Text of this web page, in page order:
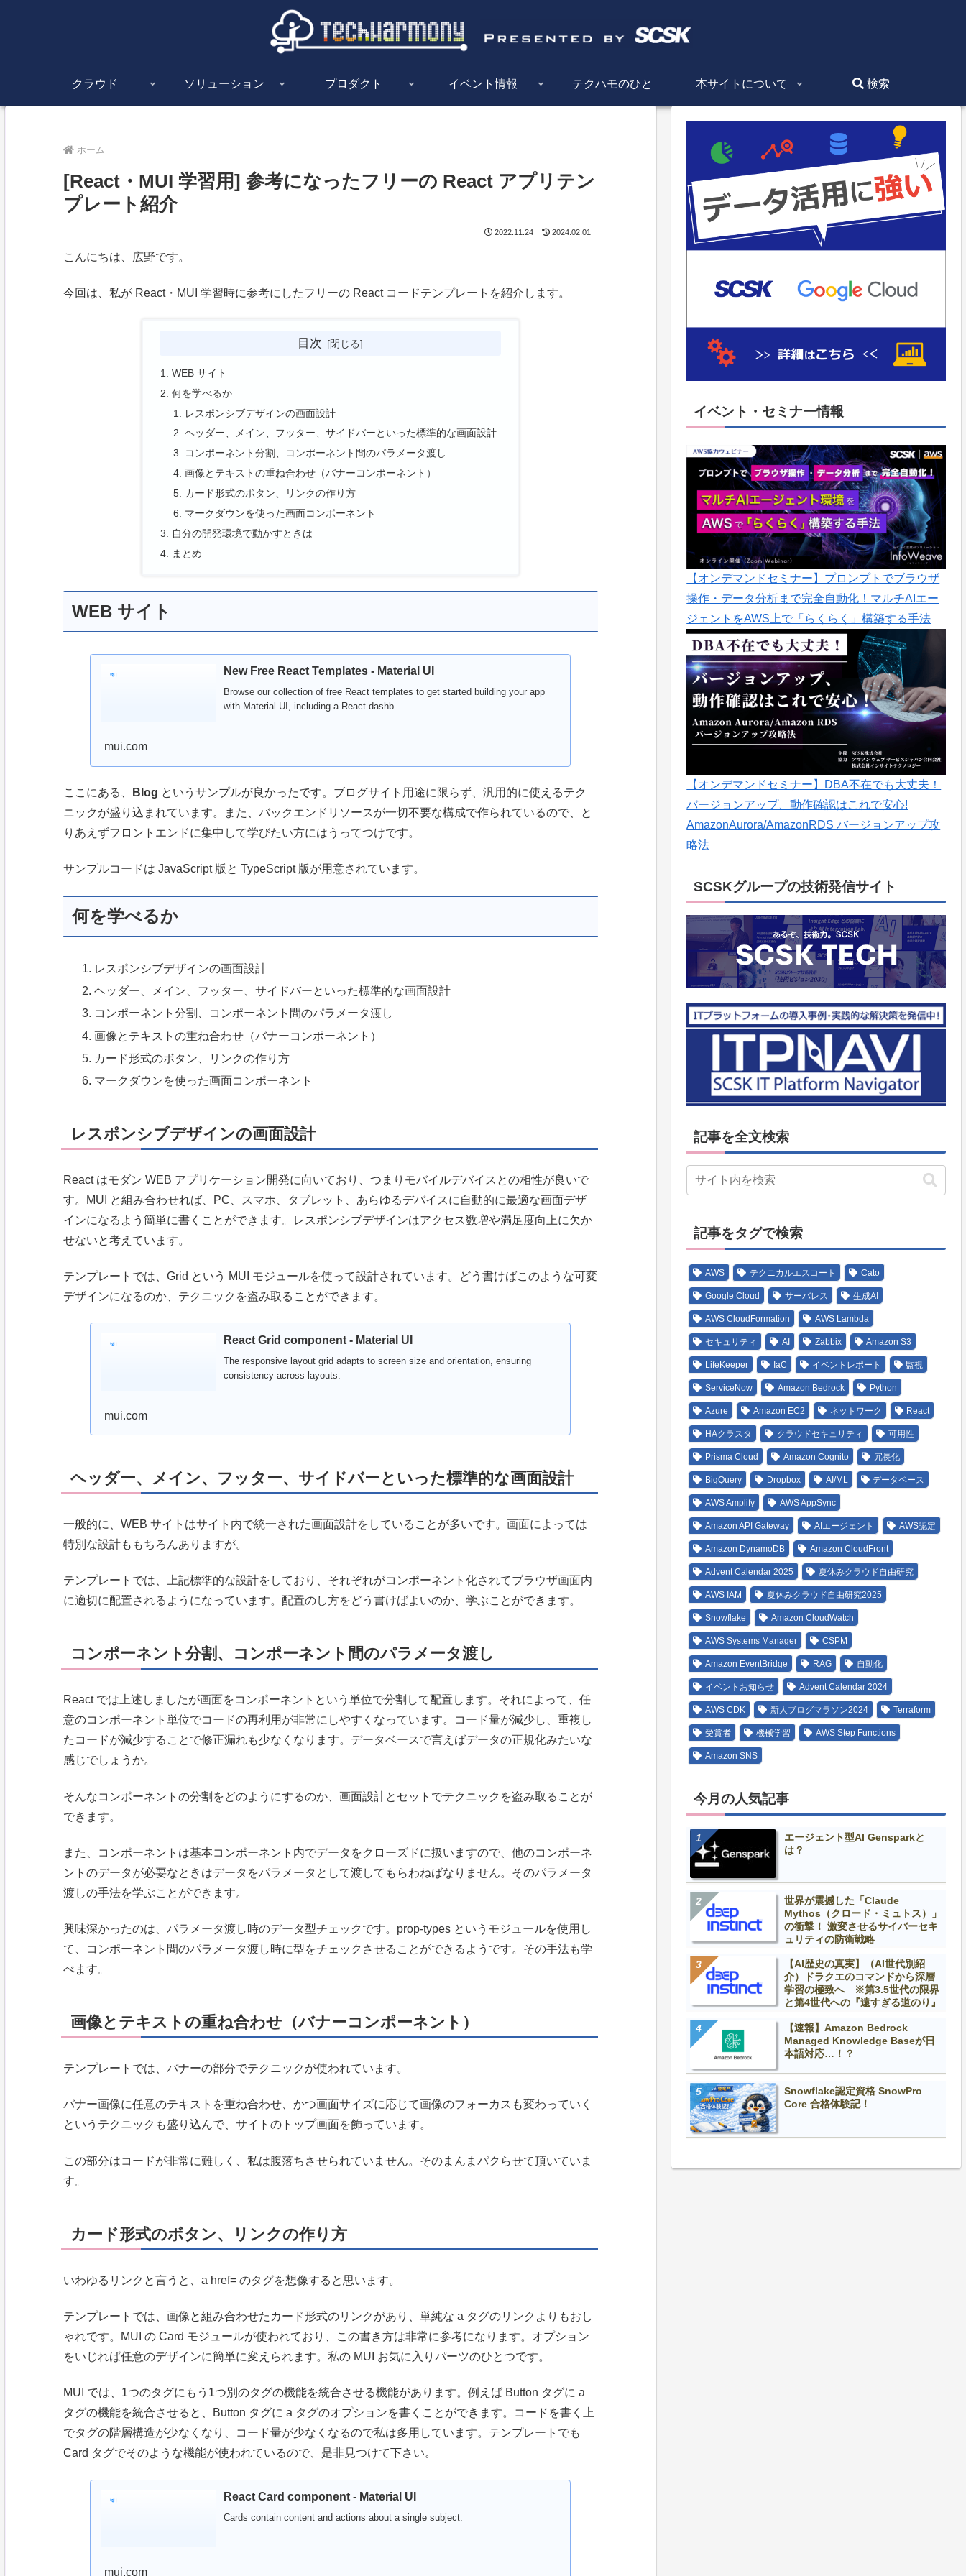
クラウド ソリューション プロダクト イベント情報 テクハモのひと 本サイトについて 検索
ホーム
[React・MUI 学習用] 参考になったフリーの React アプリテン
プレート紹介
2022.11.24 2024.02.01
こんにちは、広野です。
今回は、私が React・MUI 学習時に参考にしたフリーの React コードテンプレートを紹介します。
目次
WEB サイト
何を学べるか
レスポンシブデザインの画面設計
ヘッダー、メイン、フッター、サイドバーといった標準的な画面設計
コンポーネント分割、コンポーネント間のパラメータ渡し
画像とテキストの重ね合わせ（バナーコンポーネント）
カード形式のボタン、リンクの作り方
マークダウンを使った画面コンポーネント
自分の開発環境で動かすときは
まとめ
WEB サイト
New Free React Templates - Material UI
Browse our collection of free React templates to get started building your app
with Material UI, including a React dashb...
mui.com
ここにある、 Blog というサンプルが良かったです。ブログサイト用途に限らず、汎用的に使えるテク
ニックが盛り込まれています。また、バックエンドリソースが一切不要な構成で作られているので、と
りあえずフロントエンドに集中して学びたい方にはうってつけです。
サンプルコードは JavaScript 版と TypeScript 版が用意されています。
何を学べるか
レスポンシブデザインの画面設計
ヘッダー、メイン、フッター、サイドバーといった標準的な画面設計
コンポーネント分割、コンポーネント間のパラメータ渡し
画像とテキストの重ね合わせ（バナーコンポーネント）
カード形式のボタン、リンクの作り方
マークダウンを使った画面コンポーネント
レスポンシブデザインの画面設計
React はモダン WEB アプリケーション開発に向いており、つまりモバイルデバイスとの相性が良いで
す。MUI と組み合わせれば、PC、スマホ、タブレット、あらゆるデバイスに自動的に最適な画面デザ
インになるよう簡単に書くことができます。レスポンシブデザインはアクセス数増や満足度向上に欠か
せないと考えています。
テンプレートでは、Grid という MUI モジュールを使って設計されています。どう書けばこのような可変
デザインになるのか、テクニックを盗み取ることができます。
React Grid component - Material UI
The responsive layout grid adapts to screen size and orientation, ensuring
consistency across layouts.
mui.com
ヘッダー、メイン、フッター、サイドバーといった標準的な画面設計
一般的に、WEB サイトはサイト内で統一された画面設計をしていることが多いです。画面によっては
特別な設計ももちろんありますが。
テンプレートでは、上記標準的な設計をしており、それぞれがコンポーネント化されてブラウザ画面内
に適切に配置されるようになっています。配置のし方をどう書けばよいのか、学ぶことができます。
コンポーネント分割、コンポーネント間のパラメータ渡し
React では上述しましたが画面をコンポーネントという単位で分割して配置します。それによって、任
意のコンポーネント単位でコードの再利用が非常にしやすくなっています。コード量が減少し、重複し
たコードが減少することで修正漏れも少なくなります。データベースで言えばデータの正規化みたいな
感じでしょうか。
そんなコンポーネントの分割をどのようにするのか、画面設計とセットでテクニックを盗み取ることが
できます。
また、コンポーネントは基本コンポーネント内でデータをクローズドに扱いますので、他のコンポーネ
ントのデータが必要なときはデータをパラメータとして渡してもらわねばなりません。そのパラメータ
渡しの手法を学ぶことができます。
興味深かったのは、パラメータ渡し時のデータ型チェックです。prop-types というモジュールを使用し
て、コンポーネント間のパラメータ渡し時に型をチェックさせることができるようです。その手法も学
べます。
画像とテキストの重ね合わせ（バナーコンポーネント）
テンプレートでは、バナーの部分でテクニックが使われています。
バナー画像に任意のテキストを重ね合わせ、かつ画面サイズに応じて画像のフォーカスも変わっていく
というテクニックも盛り込んで、サイトのトップ画面を飾っています。
この部分はコードが非常に難しく、私は腹落ちさせられていません。そのまんまパクらせて頂いていま
す。
カード形式のボタン、リンクの作り方
いわゆるリンクと言うと、a href= のタグを想像すると思います。
テンプレートでは、画像と組み合わせたカード形式のリンクがあり、単純な a タグのリンクよりもおし
ゃれです。MUI の Card モジュールが使われており、この書き方は非常に参考になります。オプション
をいじれば任意のデザインに簡単に変えられます。私の MUI お気に入りパーツのひとつです。
MUI では、1つのタグにもう1つ別のタグの機能を統合させる機能があります。例えば Button タグに a
タグの機能を統合させると、Button タグに a タグのオプションを書くことができます。コードを書く上
でタグの階層構造が少なくなり、コード量が少なくなるので私は多用しています。テンプレートでも
Card タグでそのような機能が使われているので、是非見つけて下さい。
React Card component - Material UI
Cards contain content and actions about a single subject.
mui.com
イベント・セミナー情報
【オンデマンドセミナー】プロンプトでブラウザ
操作・データ分析まで完全自動化！マルチAIエー
ジェントをAWS上で「らくらく」構築する手法
【オンデマンドセミナー】DBA不在でも大丈夫！
バージョンアップ、動作確認はこれで安心!
AmazonAurora/AmazonRDS バージョンアップ攻
略法
SCSKグループの技術発信サイト
記事を全文検索
記事をタグで検索
AWS テクニカルエスコート Cato
Google Cloud サーバレス 生成AI
AWS CloudFormation AWS Lambda
セキュリティ AI Zabbix Amazon S3
LifeKeeper IaC イベントレポート 監視
ServiceNow Amazon Bedrock Python
Azure Amazon EC2 ネットワーク React
HAクラスタ クラウドセキュリティ 可用性
Prisma Cloud Amazon Cognito 冗長化
BigQuery Dropbox AI/ML データベース
AWS Amplify AWS AppSync
Amazon API Gateway AIエージェント AWS認定
Amazon DynamoDB Amazon CloudFront
Advent Calendar 2025 夏休みクラウド自由研究
AWS IAM 夏休みクラウド自由研究2025
Snowflake Amazon CloudWatch
AWS Systems Manager CSPM
Amazon EventBridge RAG 自動化
イベントお知らせ Advent Calendar 2024
AWS CDK 新人ブログマラソン2024 Terraform
受賞者 機械学習 AWS Step Functions
Amazon SNS
今月の人気記事
エージェント型AI Gensparkと
は？
世界が震撼した「Claude
Mythos（クロード・ミュトス）」
の衝撃！ 激変させるサイバーセキ
ュリティの防衛戦略
【AI歴史の真実】（AI世代別紹
介）ドラクエのコマンドから深層
学習の極致へ ※第3.5世代の限界
と第4世代への『遠すぎる道のり』
【速報】Amazon Bedrock
Managed Knowledge Baseが日
本語対応…！？
Snowflake認定資格 SnowPro
Core 合格体験記！